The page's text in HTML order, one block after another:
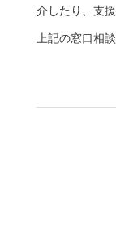
介したり、支援
上記の窓口相